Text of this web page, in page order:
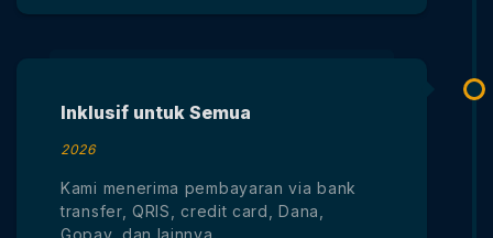
Inklusif untuk Semua
2026
Kami menerima pembayaran via bank
transfer, QRIS, credit card, Dana,